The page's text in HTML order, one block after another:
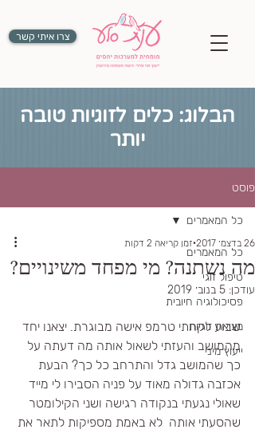
צרו איתי קשר
הבלוג: כלים לזוגיות טובה
יותר
פוסט
כל המאמרים
טיפול זוגי
פסיכולוגיה חיובית
מציאת זוגיות
ייעוץ מיני
כל המאמרים
מה נשתנה? מי מפחד משינויים?
26 בדצמ׳ 2017 זמן קריאה 2 דקות
עודכן: 5 בנוב׳ 2019
שבוע לקחתי טרמפ אישה מבוגרת. יצאנו יחד
מהמושב והעזתי לשאול אותה מה דעתה על
כך שהמושב גדל והתרחב כל כך? הבעת
אכזבה גדולה מאוד על פניה הסבירו לי מייד
שאולי נגעתי בנקודה רגישה ושני הקילומטר
שהסעתי אותה  לא באמת מספיקות לתאר את